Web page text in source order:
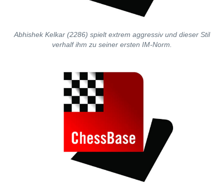
Abhishek Kelkar (2286) spielt extrem aggressiv und dieser Stil
verhalf ihm zu seiner ersten IM-Norm.